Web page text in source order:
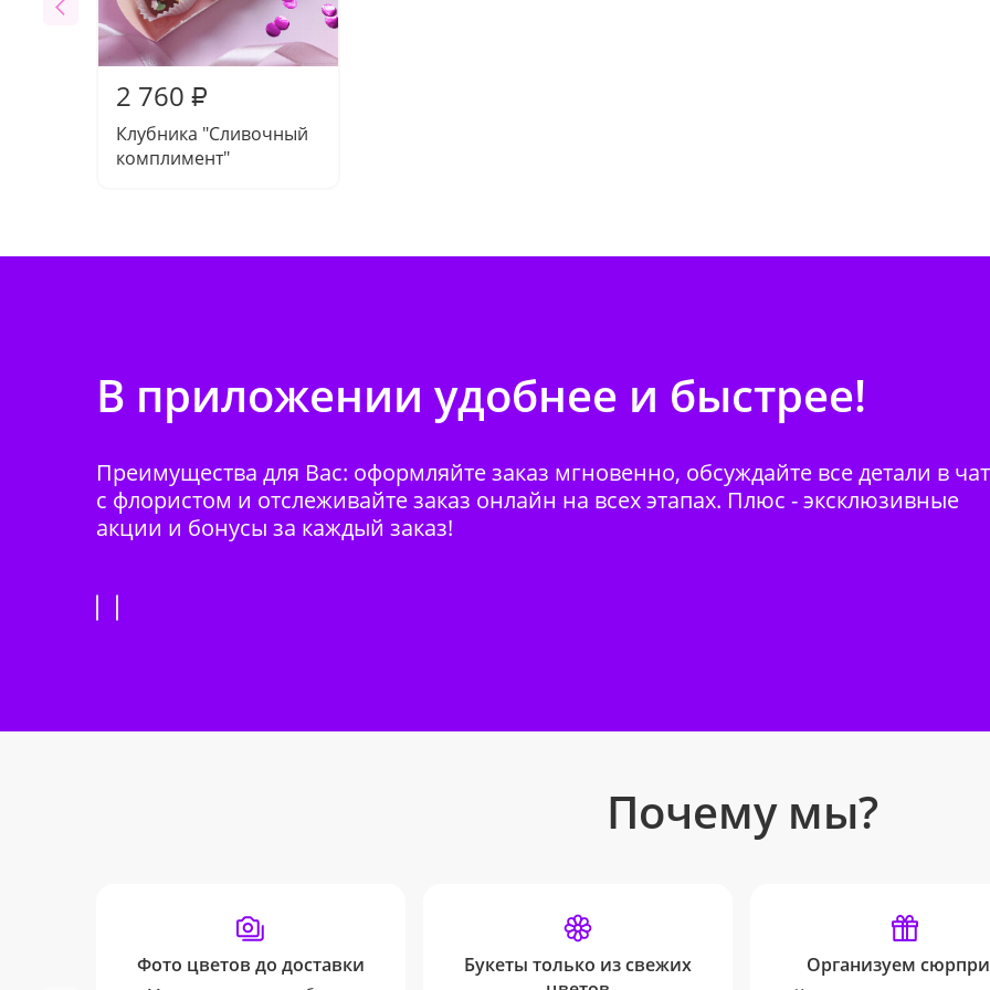
2 760 ₽
Клубника "Сливочный
комплимент"
В приложении удобнее и быстрее!
Преимущества для Вас: оформляйте заказ мгновенно, обсуждайте все детали в
с флористом и отслеживайте заказ онлайн на всех этапах. Плюс - эксклюзивные
акции и бонусы за каждый заказ!
Почему мы?
Фото цветов до доставки
Букеты только из свежих
Организуем